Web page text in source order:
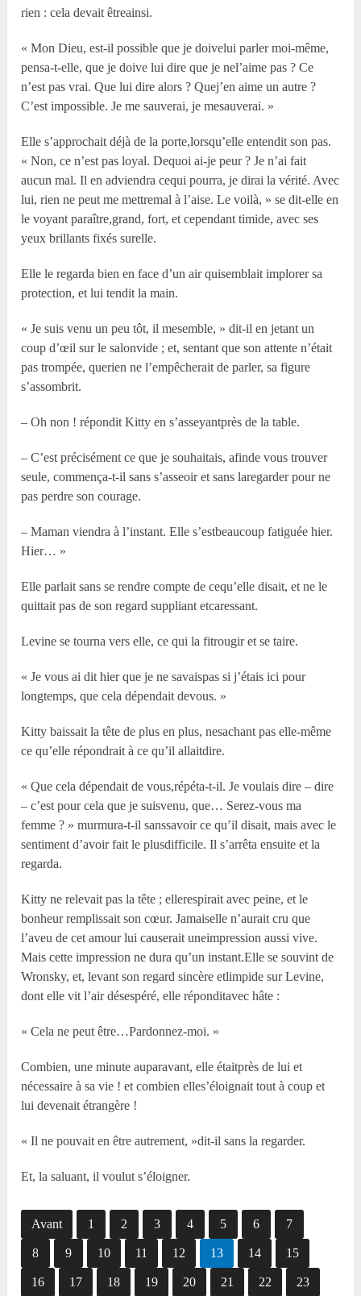
rien : cela devait êtreainsi.
« Mon Dieu, est-il possible que je doivelui parler moi-même,
pensa-t-elle, que je doive lui dire que je nel’aime pas ? Ce
n’est pas vrai. Que lui dire alors ? Quej’en aime un autre ?
C’est impossible. Je me sauverai, je mesauverai. »
Elle s’approchait déjà de la porte,lorsqu’elle entendit son pas.
« Non, ce n’est pas loyal. Dequoi ai-je peur ? Je n’ai fait
aucun mal. Il en adviendra cequi pourra, je dirai la vérité. Avec
lui, rien ne peut me mettremal à l’aise. Le voilà, » se dit-elle en
le voyant paraître,grand, fort, et cependant timide, avec ses
yeux brillants fixés surelle.
Elle le regarda bien en face d’un air quisemblait implorer sa
protection, et lui tendit la main.
« Je suis venu un peu tôt, il mesemble, » dit-il en jetant un
coup d’œil sur le salonvide ; et, sentant que son attente n’était
pas trompée, querien ne l’empêcherait de parler, sa figure
s’assombrit.
– Oh non ! répondit Kitty en s’asseyantprès de la table.
– C’est précisément ce que je souhaitais, afinde vous trouver
seule, commença-t-il sans s’asseoir et sans laregarder pour ne
pas perdre son courage.
– Maman viendra à l’instant. Elle s’estbeaucoup fatiguée hier.
Hier… »
Elle parlait sans se rendre compte de cequ’elle disait, et ne le
quittait pas de son regard suppliant etcaressant.
Levine se tourna vers elle, ce qui la fitrougir et se taire.
« Je vous ai dit hier que je ne savaispas si j’étais ici pour
longtemps, que cela dépendait devous. »
Kitty baissait la tête de plus en plus, nesachant pas elle-même
ce qu’elle répondrait à ce qu’il allaitdire.
« Que cela dépendait de vous,répéta-t-il. Je voulais dire – dire
– c’est pour cela que je suisvenu, que… Serez-vous ma
femme ? » murmura-t-il sanssavoir ce qu’il disait, mais avec le
sentiment d’avoir fait le plusdifficile. Il s’arrêta ensuite et la
regarda.
Kitty ne relevait pas la tête ; ellerespirait avec peine, et le
bonheur remplissait son cœur. Jamaiselle n’aurait cru que
l’aveu de cet amour lui causerait uneimpression aussi vive.
Mais cette impression ne dura qu’un instant.Elle se souvint de
Wronsky, et, levant son regard sincère etlimpide sur Levine,
dont elle vit l’air désespéré, elle réponditavec hâte :
« Cela ne peut être…Pardonnez-moi. »
Combien, une minute auparavant, elle étaitprès de lui et
nécessaire à sa vie ! et combien elles’éloignait tout à coup et
lui devenait étrangère !
« Il ne pouvait en être autrement, »dit-il sans la regarder.
Et, la saluant, il voulut s’éloigner.
Avant 1 2 3 4 5 6 7
8 9 10 11 12 13 14 15
16 17 18 19 20 21 22 23